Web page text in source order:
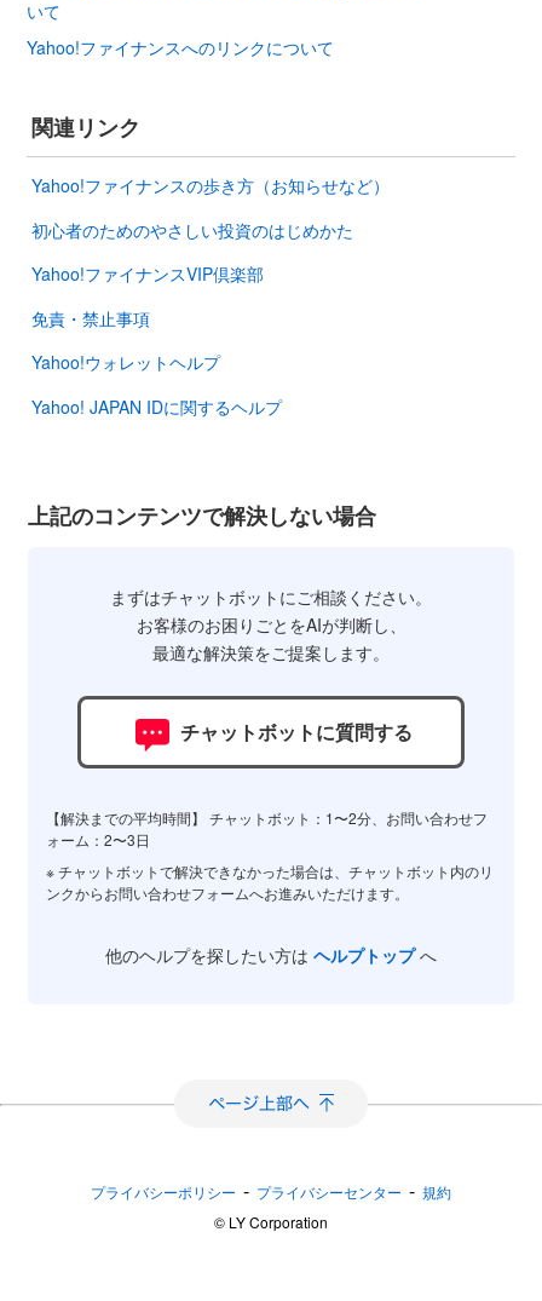
いて
Yahoo!ファイナンスへのリンクについて
関連リンク
Yahoo!ファイナンスの歩き方（お知らせなど）
初心者のためのやさしい投資のはじめかた
Yahoo!ファイナンスVIP倶楽部
免責・禁止事項
Yahoo!ウォレットヘルプ
Yahoo! JAPAN IDに関するヘルプ
上記のコンテンツで解決しない場合
まずはチャットボットにご相談ください。
お客様のお困りごとをAIが判断し、
最適な解決策をご提案します。
チャットボットに質問する
【解決までの平均時間】 チャットボット：1〜2分、お問い合わせフ
ォーム：2〜3日
※ チャットボットで解決できなかった場合は、チャットボット内のリ
ンクからお問い合わせフォームへお進みいただけます。
他のヘルプを探したい方は ヘルプトップへ
プライバシーポリシー - プライバシーセンター - 規約
©︎ LY Corporation